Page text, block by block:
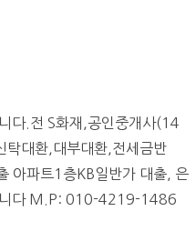
다.전 S화재,공인중개사(14
탁대환,대부대환,전세금반
아파트1층KB일반가 대출, 은
니다 M.P: 010-4219-1486